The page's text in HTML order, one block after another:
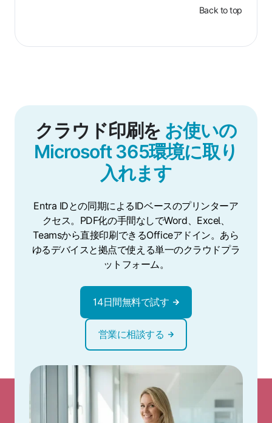
Back to top
クラウド印刷を お使いの
Microsoft 365環境に取り
入れます
Entra IDとの同期によるIDベースのプリンターア
クセス。PDF化の手間なしでWord、Excel、
Teamsから直接印刷できるOfficeアドイン。あら
ゆるデバイスと拠点で使える単一のクラウドプラ
ットフォーム。
14日間無料で試す
営業に相談する